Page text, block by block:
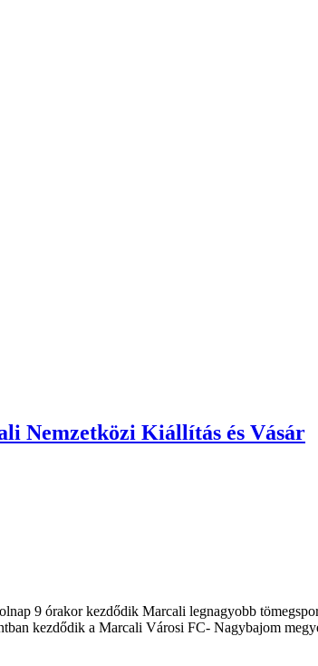
Nemzetközi Kiállítás és Vásár
9 órakor kezdődik Marcali legnagyobb
kezdődik a Marcali Városi FC- Nagybajom